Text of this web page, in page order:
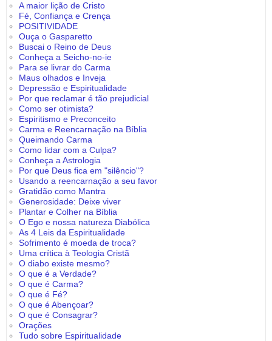
A maior lição de Cristo
Fé, Confiança e Crença
POSITIVIDADE
Ouça o Gasparetto
Buscai o Reino de Deus
Conheça a Seicho-no-ie
Para se livrar do Carma
Maus olhados e Inveja
Depressão e Espiritualidade
Por que reclamar é tão prejudicial
Como ser otimista?
Espiritismo e Preconceito
Carma e Reencarnação na Bíblia
Queimando Carma
Como lidar com a Culpa?
Conheça a Astrologia
Por que Deus fica em "silêncio"?
Usando a reencarnação a seu favor
Gratidão como Mantra
Generosidade: Deixe viver
Plantar e Colher na Bíblia
O Ego e nossa natureza Diabólica
As 4 Leis da Espiritualidade
Sofrimento é moeda de troca?
Uma crítica à Teologia Cristã
O diabo existe mesmo?
O que é a Verdade?
O que é Carma?
O que é Fé?
O que é Abençoar?
O que é Consagrar?
Orações
Tudo sobre Espiritualidade